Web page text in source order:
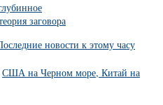
заговора
новости к этому часу
США на Черном море, Китай на